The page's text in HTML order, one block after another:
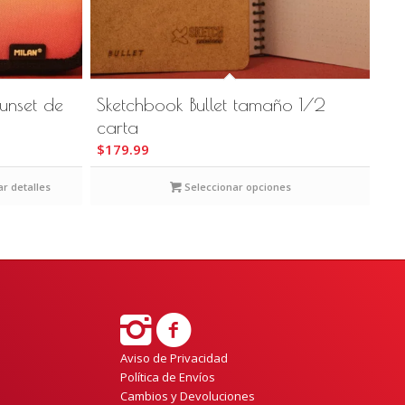
de
detalles
Sketchbook Bullet tamaño 1/2
carta
$179.99
Seleccionar opciones
Aviso de Privacidad
Política de Envíos
Cambios y Devoluciones